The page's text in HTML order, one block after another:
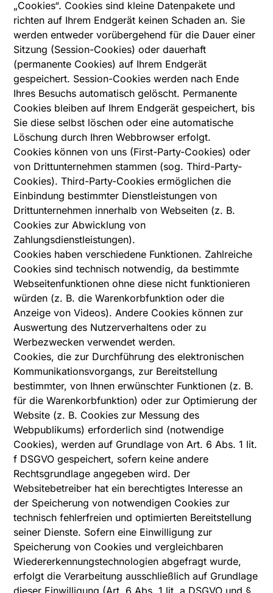
„Cookies“. Cookies sind kleine Datenpakete und
richten auf Ihrem Endgerät keinen Schaden an. Sie
werden entweder vorübergehend für die Dauer einer
Sitzung (Session-Cookies) oder dauerhaft
(permanente Cookies) auf Ihrem Endgerät
gespeichert. Session-Cookies werden nach Ende
Ihres Besuchs automatisch gelöscht. Permanente
Cookies bleiben auf Ihrem Endgerät gespeichert, bis
Sie diese selbst löschen oder eine automatische
Löschung durch Ihren Webbrowser erfolgt.
Cookies können von uns (First-Party-Cookies) oder
von Drittunternehmen stammen (sog. Third-Party-
Cookies). Third-Party-Cookies ermöglichen die
Einbindung bestimmter Dienstleistungen von
Drittunternehmen innerhalb von Webseiten (z. B.
Cookies zur Abwicklung von
Zahlungsdienstleistungen).
Cookies haben verschiedene Funktionen. Zahlreiche
Cookies sind technisch notwendig, da bestimmte
Webseitenfunktionen ohne diese nicht funktionieren
würden (z. B. die Warenkorbfunktion oder die
Anzeige von Videos). Andere Cookies können zur
Auswertung des Nutzerverhaltens oder zu
Werbezwecken verwendet werden.
Cookies, die zur Durchführung des elektronischen
Kommunikationsvorgangs, zur Bereitstellung
bestimmter, von Ihnen erwünschter Funktionen (z. B.
für die Warenkorbfunktion) oder zur Optimierung der
Website (z. B. Cookies zur Messung des
Webpublikums) erforderlich sind (notwendige
Cookies), werden auf Grundlage von Art. 6 Abs. 1 lit.
f DSGVO gespeichert, sofern keine andere
Rechtsgrundlage angegeben wird. Der
Websitebetreiber hat ein berechtigtes Interesse an
der Speicherung von notwendigen Cookies zur
technisch fehlerfreien und optimierten Bereitstellung
seiner Dienste. Sofern eine Einwilligung zur
Speicherung von Cookies und vergleichbaren
Wiedererkennungstechnologien abgefragt wurde,
erfolgt die Verarbeitung ausschließlich auf Grundlage
dieser Einwilligung (Art. 6 Abs. 1 lit. a DSGVO und §